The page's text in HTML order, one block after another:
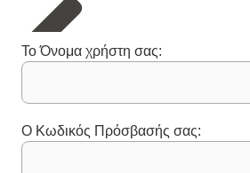
Το Όνομα χρήστη σας:
Ο Κωδικός Πρόσβασής σας: